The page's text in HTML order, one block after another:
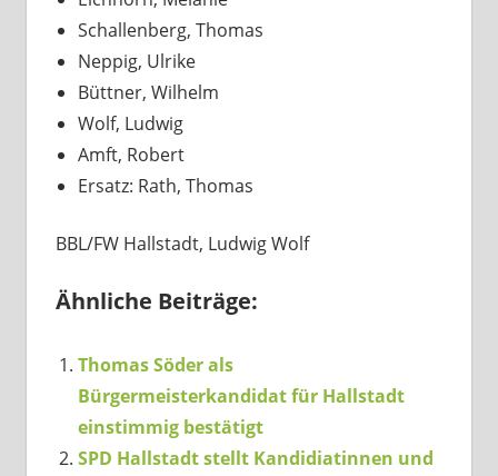
Schallenberg, Thomas
Neppig, Ulrike
Büttner, Wilhelm
Wolf, Ludwig
Amft, Robert
Ersatz: Rath, Thomas
BBL/FW Hallstadt, Ludwig Wolf
Ähnliche Beiträge:
Thomas Söder als
Bürgermeisterkandidat für Hallstadt
einstimmig bestätigt
SPD Hallstadt stellt Kandidiatinnen und